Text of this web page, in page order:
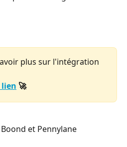
plus sur l'intégration
lien 🚀
et Pennylane